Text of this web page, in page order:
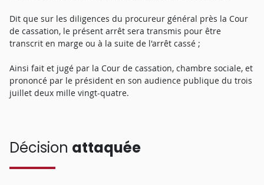
Dit que sur les diligences du procureur général près la Cour
de cassation, le présent arrêt sera transmis pour être
transcrit en marge ou à la suite de l'arrêt cassé ;
Ainsi fait et jugé par la Cour de cassation, chambre sociale, et
prononcé par le président en son audience publique du trois
juillet deux mille vingt-quatre.
Décision attaquée